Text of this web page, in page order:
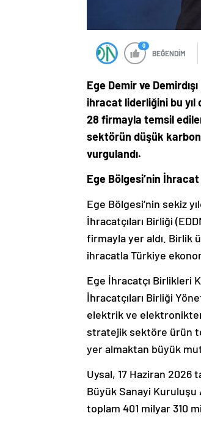
0
BEĞENDİM
Ege Demir ve
ihracat liderliğini bu yıl
28 firmayla temsil
sektörün düşük
vurgulandı.
Ege Bölgesi’nin
Ege Bölgesi’nin sekiz
İhracatçıları Birliği
firmayla yer aldı. Birlik
ihracatla Türkiye
Ege İhracatçı Birlikleri
İhracatçıları Birliği
elektrik ve
stratejik sektöre ürün
yer almaktan büyük
Uysal, 17 Haziran 2026
Büyük Sanayi Kuruluşu
toplam 401 milyar 310